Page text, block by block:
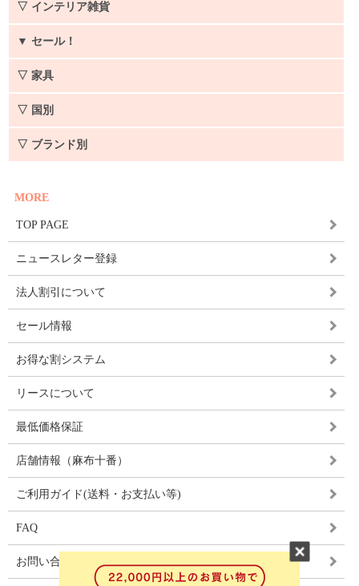
▽ インテリア雑貨
▼ セール！
▽ 家具
▽ 国別
▽ ブランド別
MORE
TOP PAGE
ニュースレター登録
法人割引について
セール情報
お得な割システム
リースについて
最低価格保証
店舗情報（麻布十番）
ご利用ガイド(送料・お支払い等)
FAQ
お問い合わせ